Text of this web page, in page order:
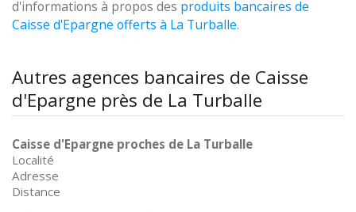
d'informations à propos des produits bancaires de
Caisse d'Epargne offerts à La Turballe.
Autres agences bancaires de Caisse
d'Epargne près de La Turballe
Caisse d'Epargne proches de La Turballe
Localité
Adresse
Distance